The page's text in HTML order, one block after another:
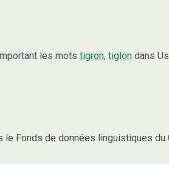
les motstigron,tiglon dans
le Fonds de données linguistiques du